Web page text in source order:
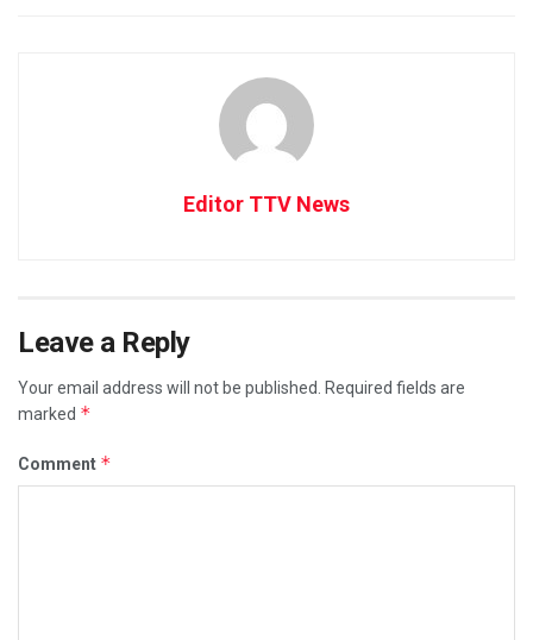
Editor TTV News
Leave a Reply
Your email address will not be published.
Required fields are
marked *
Comment *